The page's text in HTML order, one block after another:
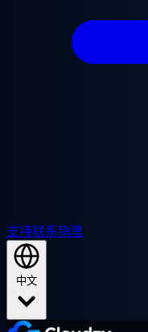
支持联系销售
中文